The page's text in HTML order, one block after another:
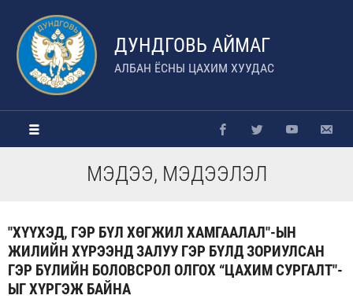
ДУНДГОВЬ АЙМАГ
АЛБАН ЁСНЫ ЦАХИМ ХУУДАС
МЭДЭЭ, МЭДЭЭЛЭЛ
"ХҮҮХЭД, ГЭР БҮЛ ХӨГЖИЛ ХАМГААЛАЛ"-ЫН
ЖИЛИЙН ХҮРЭЭНД ЗАЛУУ ГЭР БҮЛД ЗОРИУЛСАН
ГЭР БҮЛИЙН БОЛОВСРОЛ ОЛГОХ “ЦАХИМ СУРГАЛТ"-
ЫГ ХҮРГЭЖ БАЙНА